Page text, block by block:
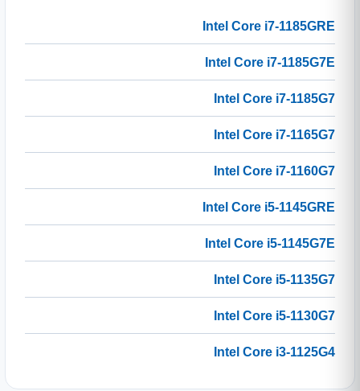
Intel Core i7-1185GRE
Intel Core i7-1185G7E
Intel Core i7-1185G7
Intel Core i7-1165G7
Intel Core i7-1160G7
Intel Core i5-1145GRE
Intel Core i5-1145G7E
Intel Core i5-1135G7
Intel Core i5-1130G7
Intel Core i3-1125G4